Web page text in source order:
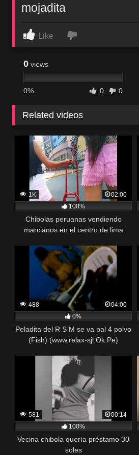
mojadita
Like
0 views
0% 0 0
Related videos
1K
02:00
100%
Chibolas peruanas vendiendo
marcianos en el centro de lima
488
04:00
0%
Peladita del R S M se va pal 4 polvo
(Fish) (www.relax-sjl.Ok.Pe)
581
00:14
100%
Vecina chibola quería préstamo 30
soles